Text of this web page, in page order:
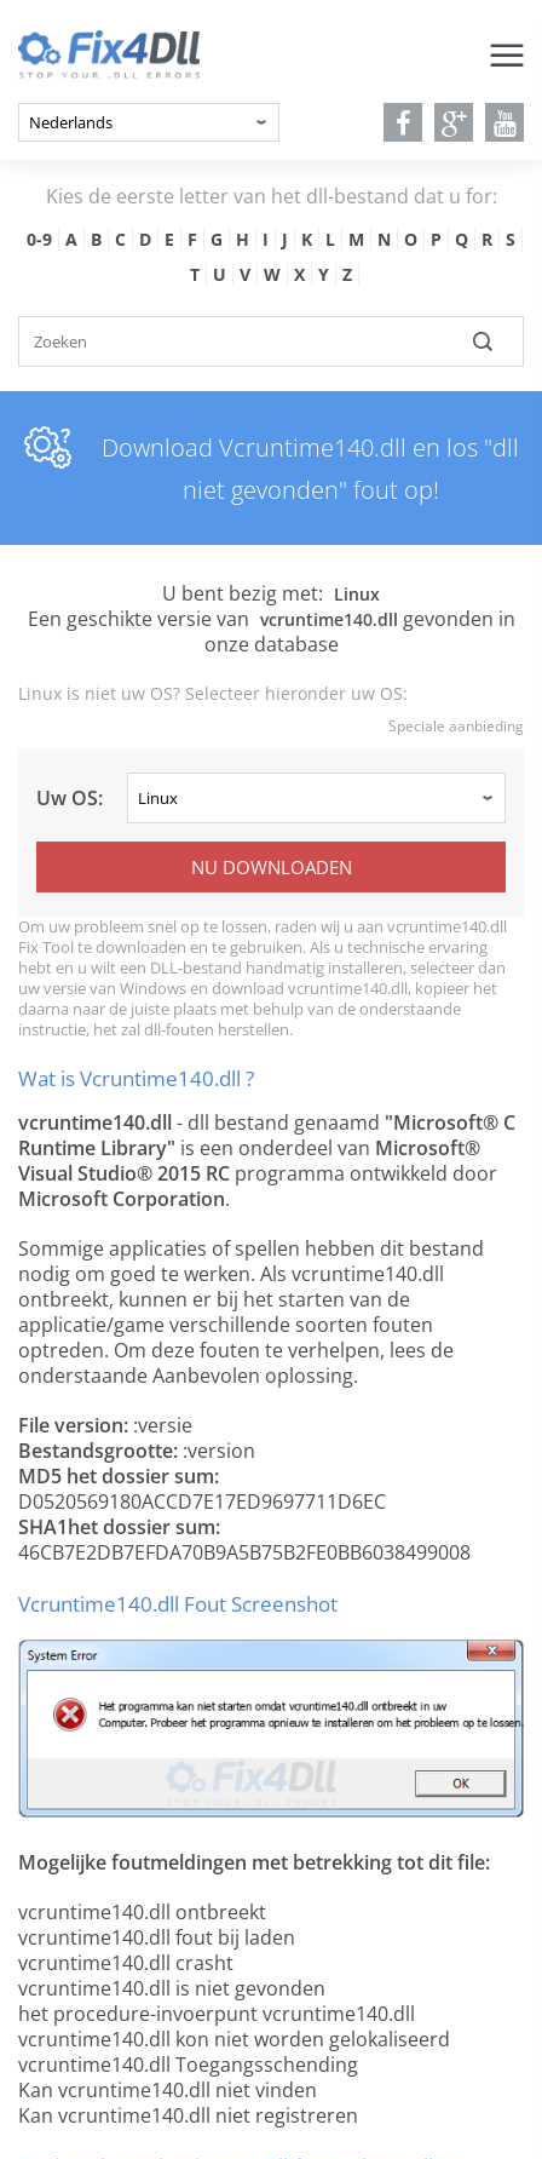
Kies de eerste letter van het dll-bestand dat u for:
0-9 A B C D E F G H I J K L M N O P Q R
S
T
U V W X Y Z
Download Vcruntime140.dll en los "dll
niet gevonden" fout op!
U bent bezig met: Linux
Een geschikte versie van vcruntime140.dll gevonden in
onze database
Linux is niet uw OS? Selecteer hieronder uw OS:
Speciale aanbieding
Uw OS:
NU DOWNLOADEN
Om uw probleem snel op te lossen, raden wij u aan vcruntime140.dll
Fix Tool te downloaden en te gebruiken. Als u technische ervaring
hebt en u wilt een DLL-bestand handmatig installeren, selecteer dan
uw versie van Windows en download vcruntime140.dll, kopieer het
daarna naar de juiste plaats met behulp van de onderstaande
instructie, het zal dll-fouten herstellen.
Wat is Vcruntime140.dll ?
vcruntime140.dll- dll bestand genaamd "Microsoft® C
Runtime Library" is een onderdeel van Microsoft®
Visual Studio® 2015 RC programma ontwikkeld door
Microsoft Corporation.
Sommige applicaties of spellen hebben dit bestand
nodig om goed te werken. Als vcruntime140.dll
ontbreekt, kunnen er bij het starten van de
applicatie/game verschillende soorten fouten
optreden. Om deze fouten te verhelpen, lees de
onderstaande Aanbevolen oplossing.
File version: :versie
Bestandsgrootte: :version
MD5 het dossier sum:
D0520569180ACCD7E17ED9697711D6EC
SHA1het dossier sum:
46CB7E2DB7EFDA70B9A5B75B2FE0BB6038499008
Vcruntime140.dll Fout Screenshot
Mogelijke foutmeldingen met betrekking tot dit file:
vcruntime140.dll ontbreekt
vcruntime140.dll fout bij laden
vcruntime140.dll crasht
vcruntime140.dll is niet gevonden
het procedure-invoerpunt vcruntime140.dll
vcruntime140.dll kon niet worden gelokaliseerd
vcruntime140.dll Toegangsschending
Kan vcruntime140.dll niet vinden
Kan vcruntime140.dll niet registreren